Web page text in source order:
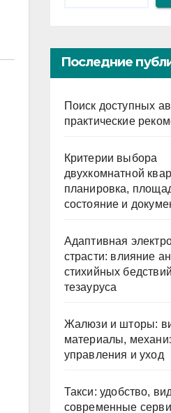
Последние
Поиск доступных
практические
Критерии выбора
двухкомнатной
планировка,
состояние и
Адаптивная
страсти: влияние
стихийных
тезауруса
Жалюзи и шторы:
материалы,
управления и уход
Такси: удобство,
современные